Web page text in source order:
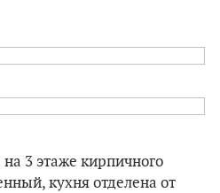
3 этаже кирпичного
кухня отделена от